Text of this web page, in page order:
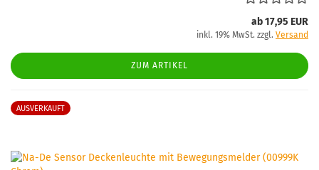
ab 17,95 EUR
inkl. 19% MwSt. zzgl. Versand
ZUM ARTIKEL
AUSVERKAUFT